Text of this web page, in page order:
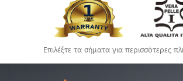
Επιλέξτε τα σήματα για περισσότερες